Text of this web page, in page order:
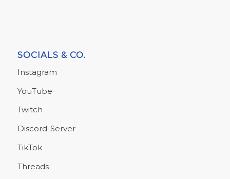
SOCIALS & CO.
Instagram
YouTube
Twitch
Discord-Server
TikTok
Threads